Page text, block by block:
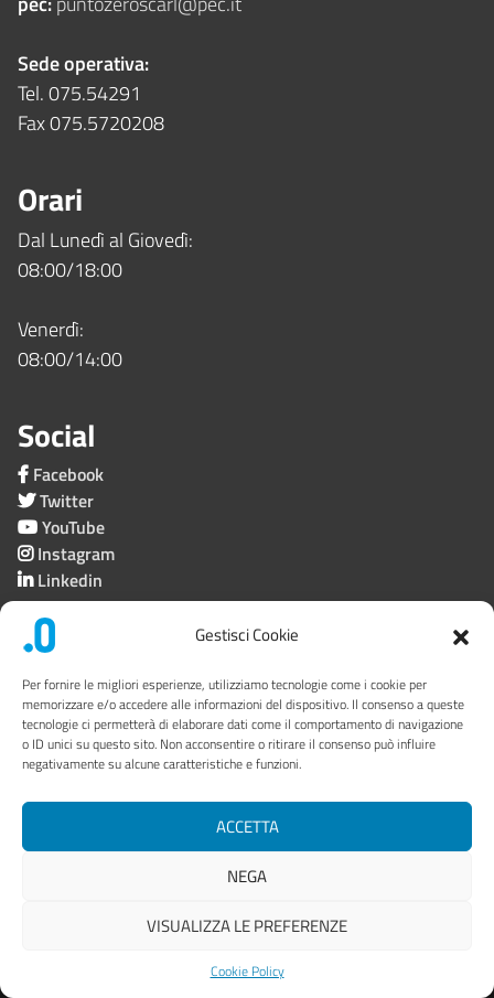
Gestisci Cookie
Per fornire le migliori esperienze, utilizziamo tecnologie come i cookie per
memorizzare e/o accedere alle informazioni del dispositivo. Il consenso a queste
tecnologie ci permetterà di elaborare dati come il comportamento di navigazione
o ID unici su questo sito. Non acconsentire o ritirare il consenso può influire
negativamente su alcune caratteristiche e funzioni.
ACCETTA
NEGA
VISUALIZZA LE PREFERENZE
Cookie Policy
Sede operativa:
Tel. 075.54291
Fax 075.5720208
Orari
Dal Lunedì al Giovedì:
08:00/18:00
Venerdì:
08:00/14:00
Social
Facebook
Twitter
YouTube
Instagram
Linkedin
Società trasparente
Privacy
Link utili
Mappa del sito
Area riservata